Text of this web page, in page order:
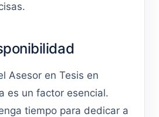
Asesor en Tesis en
es un factor esencial.
tiempo para dedicar a